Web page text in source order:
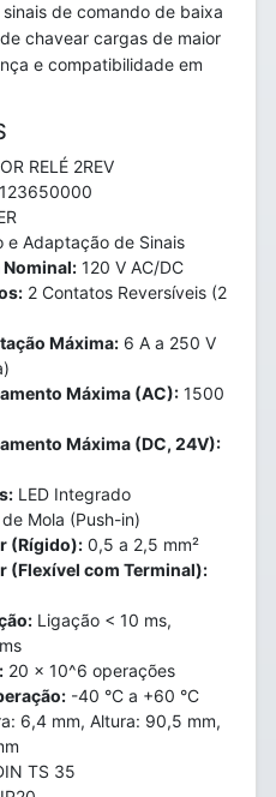
de comando de baixa
chavear cargas de maior
e compatibilidade em
RELÉ 2REV
e Adaptação de Sinais
Nominal: 120 V AC/DC
2 Contatos Reversíveis (2
Máxima: 6 A a 250 V
Máxima (AC): 1500
Máxima (DC, 24V):
LED Integrado
Mola (Push-in)
(Rígido): 0,5 a 2,5 mm²
(Flexível com Terminal):
Ligação < 10 ms,
20 x 10^6 operações
-40 °C a +60 °C
6,4 mm, Altura: 90,5 mm,
TS 35